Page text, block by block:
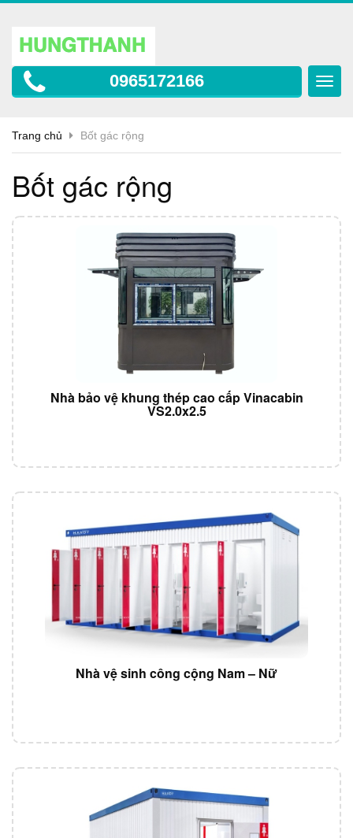
0965172166
Trang chủ Bốt gác rộng
Bốt gác rộng
Nhà bảo vệ khung thép cao cấp Vinacabin
VS2.0x2.5
Nhà vệ sinh công cộng Nam – Nữ